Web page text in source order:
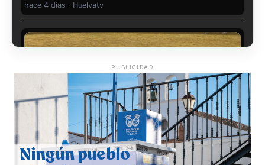
hace 4 días · Huelvatv
QUINTA CORRIDA DE LAS FIESTAS COLOMBINAS
2026
hace 5 días·Huelvatv
PUBLICIDAD